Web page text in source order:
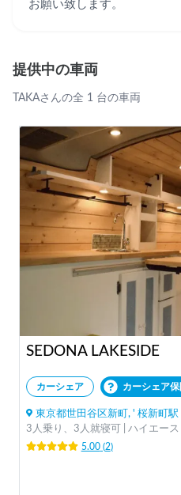
お願い致します。
提供中の車両
TAKAさんの全 1 台の車両
SEDONA LAKESIDE
カーシェア カーシェア保
東京都世田谷区新町, ' 桜新町駅
3人乗り、3人就寝可 | ハイエース
5.00(2)